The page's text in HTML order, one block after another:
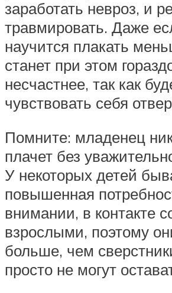
заработать невроз, и
травмировать. Даже
научится плакать
станет при этом
несчастнее, так как
чувствовать себя
Помните: младенец
плачет без
У некоторых детей
повышенная
внимании, в контакте
взрослыми, поэтому
больше, чем
просто не могут